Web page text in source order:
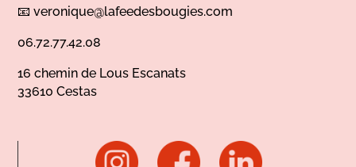
📧veronique@lafeedesbougies.com
06.72.77.42.08
16 chemin de Lous Escanats
33610 Cestas